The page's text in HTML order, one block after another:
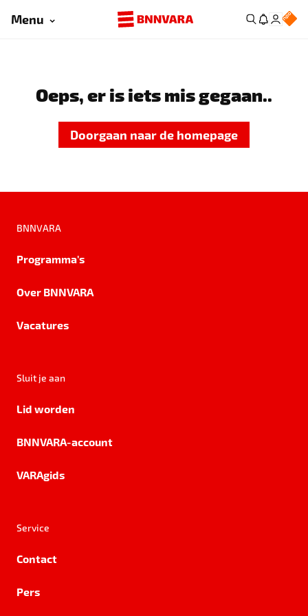
Menu
Oeps, er is iets mis gegaan..
Doorgaan naar de homepage
BNNVARA
Programma's
Over BNNVARA
Vacatures
Sluit je aan
Lid worden
BNNVARA-account
VARAgids
Service
Contact
Pers